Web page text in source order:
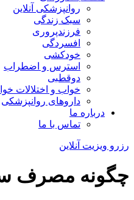
روانپزشکی آنلاین
سبک زندگی
فرزندپروری
افسردگی
خودکشی
استرس و اضطراب
دوقطبی
خواب و اختلالات
داروهای روانپزشکی
درباره ما
تماس با ما
رزرو ویزیت آنلاین
چگونه مصرف